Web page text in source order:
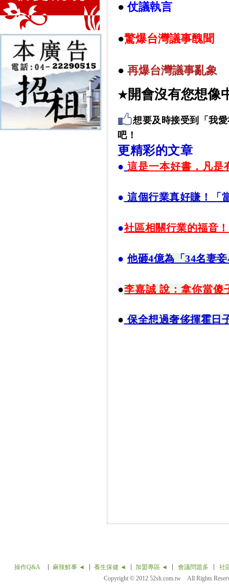
●仗議執言
●驚爆台灣議事醜聞
● 再爆台灣議事亂象
★開會沒有您想像
想要及時接受到「我
吧！
更精彩的文章
● 這是一本好書，凡是
● 這個行業真好賺！「
●社區相關行業的福音
● 他砸4億為「34名妻
●李嘉誠 說：拿你當傻
● 保全想過奢侈揮霍日
操作Q&A 麻辣鮮事 ◄ 養生保健 ◄ 加盟專區 ◄ 會議問題多
社
Copyright © 2012 52sh.com.tw All Rights